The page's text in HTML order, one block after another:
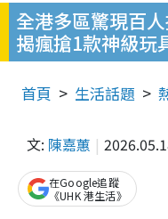
全港多區驚現百
揭瘋搶1款神級玩
首頁 生活話題
文: 陳嘉蕙
在Google追蹤
《UHK 港生活》